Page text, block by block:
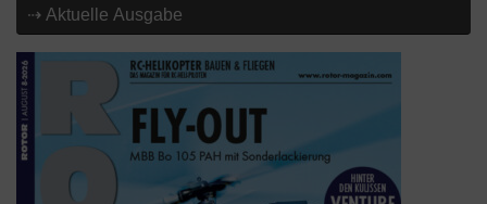
⇢ Aktuelle Ausgabe